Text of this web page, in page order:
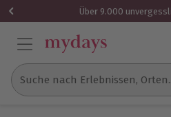
Über 9.000
Suche nach Erlebnissen,